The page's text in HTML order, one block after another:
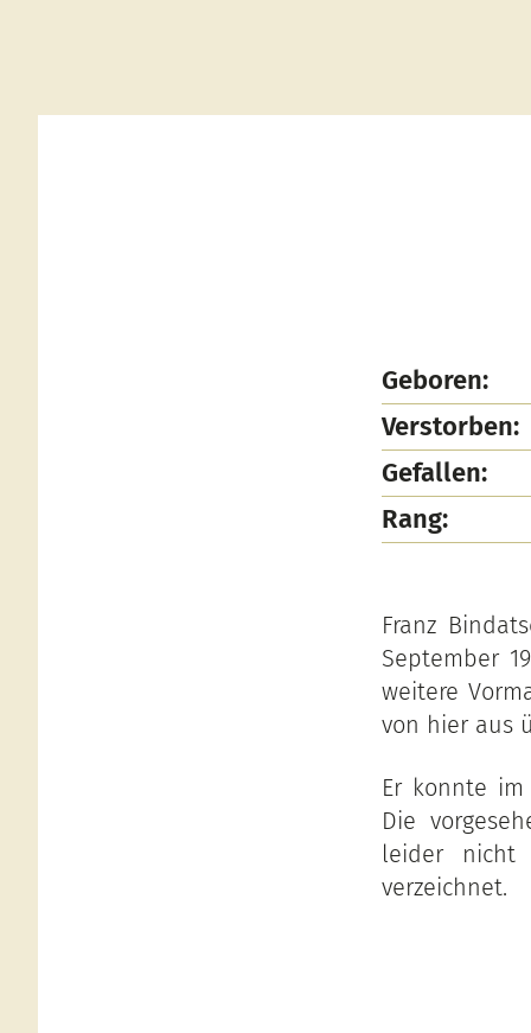
Geboren:
Verstorben:
Gefallen:
Rang:
Franz
September
weitere
von hier aus
Er konnte
Die
leider nicht
verzeichnet.